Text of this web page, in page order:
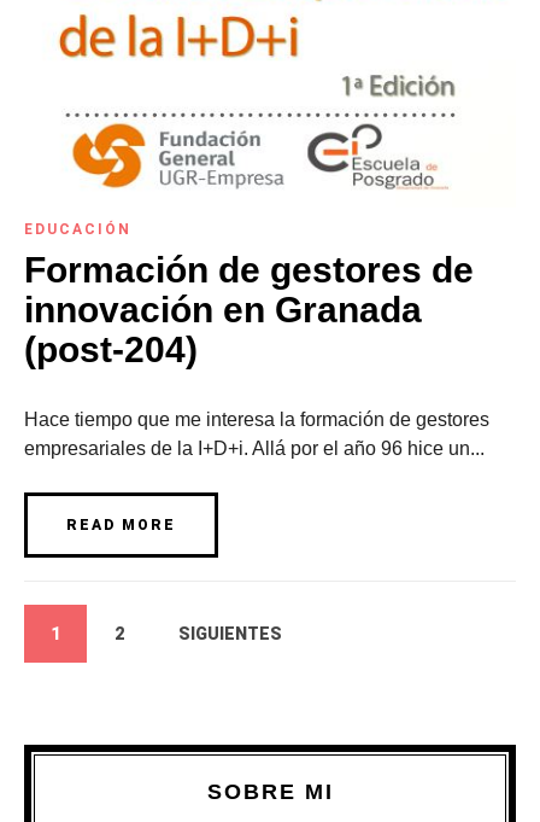
EDUCACIÓN
Formación de gestores de
innovación en Granada
(post-204)
Hace tiempo que me interesa la formación de gestores
empresariales de la I+D+i. Allá por el año 96 hice un...
READ MORE
1 2 SIGUIENTES
SOBRE MI